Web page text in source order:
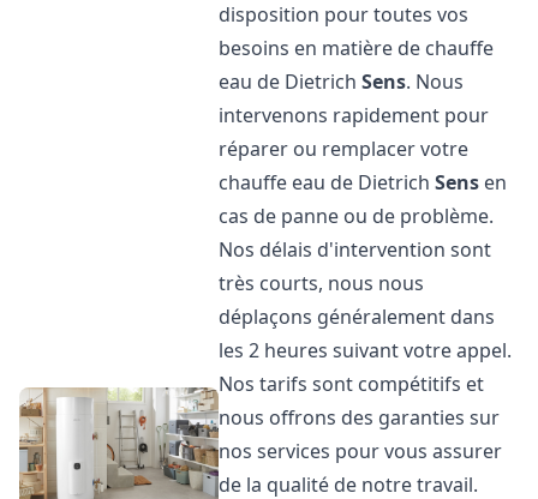
disposition pour toutes vos
besoins en matière de chauffe
eau de DietrichSens. Nous
intervenons rapidement pour
réparer ou remplacer votre
chauffe eau de DietrichSens en
cas de panne ou de problème.
Nos délais d'intervention sont
très courts, nous nous
déplaçons généralement dans
les 2 heures suivant votre appel.
Nos tarifs sont compétitifs et
nous offrons des garanties sur
nos services pour vous assurer
de la qualité de notre travail.